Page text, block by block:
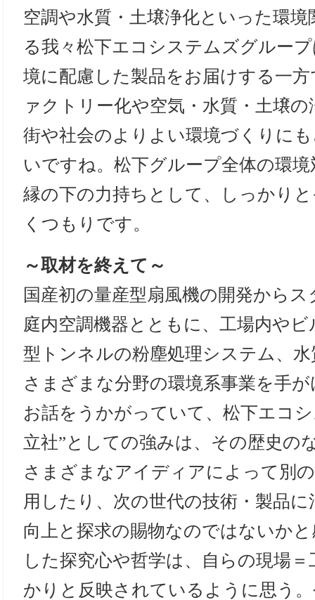
空調や水質・土壌浄化といった環
る我々松下エコシステムズグルー
境に配慮した製品をお届けする一
ァクトリー化や空気・水質・土壌
街や社会のよりよい環境づくりに
いですね。松下グループ全体の環
縁の下の力持ちとして、しっかり
くつもりです。
～取材を終えて～
国産初の量産型扇風機の開発から
庭内空調機器とともに、工場内や
型トンネルの粉塵処理システム、
さまざまな分野の環境系事業を手
お話をうかがっていて、松下エコ
立社”としての強みは、その歴史の
さまざまなアイディアによって別
用したり、次の世代の技術・製品
向上と探求の賜物なのではないか
した探究心や哲学は、自らの現場
かりと反映されているように思う